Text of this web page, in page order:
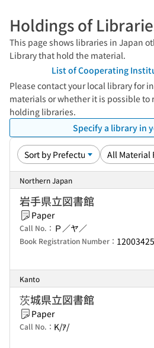
Holdings of
This page shows libraries in Japan
Library that hold the material.
List of Cooperating
Please contact your local library for
materials or whether it is possible
holding libraries.
Specify a library in
Northern Japan
岩手県立図書館
Paper
Call No.： Ｐ／ヤ／
Book Registration Number：
Kanto
茨城県立図書館
Paper
Call No.： K/ｱ/